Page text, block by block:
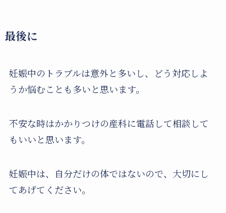
最後に
妊娠中のトラブルは意外と多いし、どう対応しよ
うか悩むことも多いと思います。
不安な時はかかりつけの産科に電話して相談して
もいいと思います。
妊娠中は、自分だけの体ではないので、大切にし
てあげてください。